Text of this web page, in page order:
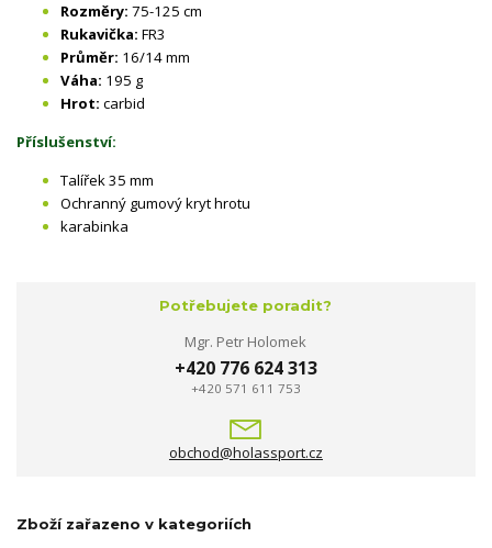
Rozměry: 75-125 cm
Rukavička: FR3
Průměr: 16/14 mm
Váha: 195 g
Hrot: carbid
Příslušenství:
Talířek 35 mm
Ochranný gumový kryt hrotu
karabinka
Potřebujete poradit?
Mgr. Petr Holomek
+420 776 624 313
+420 571 611 753
obchod@holassport.cz
Zboží zařazeno v kategoriích